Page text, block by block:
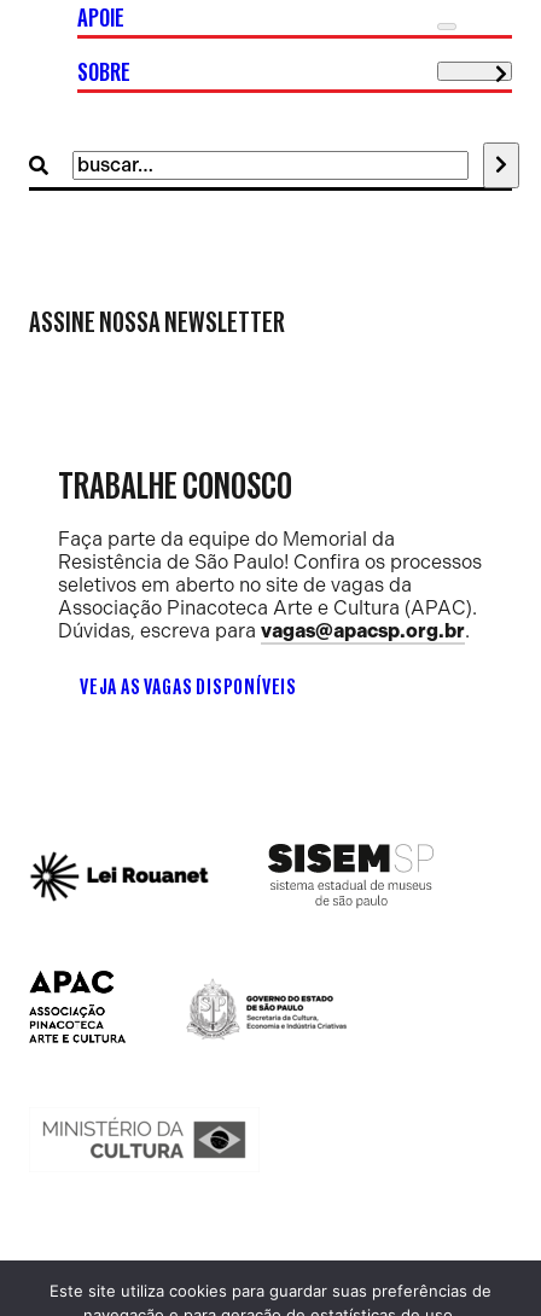
Buscar
por:
APOIE
SOBRE
ASSINE NOSSA NEWSLETTER
TRABALHE CONOSCO
Faça parte da equipe do Memorial da
Resistência de São Paulo! Confira os processos
seletivos em aberto no site de vagas da
Associação Pinacoteca Arte e Cultura (APAC).
Dúvidas, escreva para vagas@apacsp.org.br.
VEJA AS VAGAS DISPONÍVEIS
Ouvidoria
Este site utiliza cookies para guardar suas preferências de